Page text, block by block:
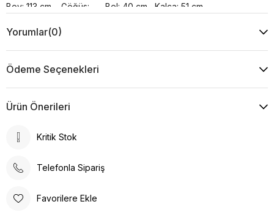
Boy: 113 cm Göğüs: - Bel: 40 cm Kalça: 51 cm
Yıkama Talimatı :
Kuru Temizleme , Trikloretilen Ayırıçısıyla Az Çözücü
Kullanınız
Düşük Isıda Ütüleme Yapınız
Yorumlar(0)
Ödeme Seçenekleri
Ürün Önerileri
Kritik Stok
Telefonla Sipariş
Favorilere Ekle